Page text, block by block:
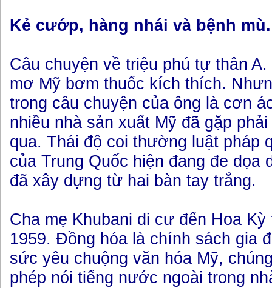
Kẻ cướp, hàng nhái và bệnh mù.
Câu chuyện về triệu phú tự thân
mơ Mỹ bơm thuốc kích thích.
trong câu chuyện của ông là cơn
nhiều nhà sản xuất Mỹ đã gặp
qua. Thái độ coi thường luật pháp
của Trung Quốc hiện đang đe dọa
đã xây dựng từ hai bàn tay trắng.
Cha mẹ Khubani di cư đến Hoa
1959. Đồng hóa là chính sách gia
sức yêu chuộng văn hóa Mỹ,
phép nói tiếng nước ngoài trong